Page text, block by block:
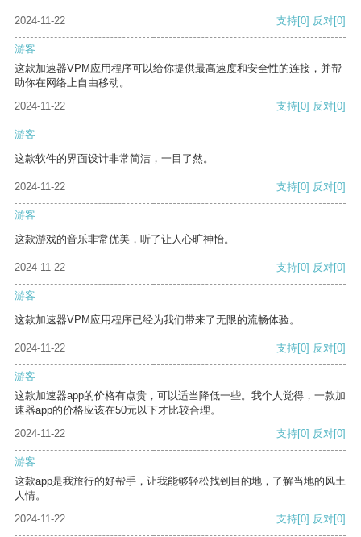
2024-11-22 支持[0] 反对[0]
游客
这款加速器VPM应用程序可以给你提供最高速度和安全性的连接，并帮
助你在网络上自由移动。
2024-11-22
支持[0] 反对[0]
游客
这款软件的界面设计非常简洁，一目了然。
2024-11-22 支持[0] 反对[0]
游客
这款游戏的音乐非常优美，听了让人心旷神怡。
2024-11-22 支持[0] 反对[0]
游客
这款加速器VPM应用程序已经为我们带来了无限的流畅体验。
2024-11-22 支持[0] 反对[0]
游客
这款加速器app的价格有点贵，可以适当降低一些。我个人觉得，一款加
速器app的价格应该在50元以下才比较合理。
2024-11-22
支持[0] 反对[0]
游客
这款app是我旅行的好帮手，让我能够轻松找到目的地，了解当地的风土
人情。
2024-11-22
支持[0] 反对[0]